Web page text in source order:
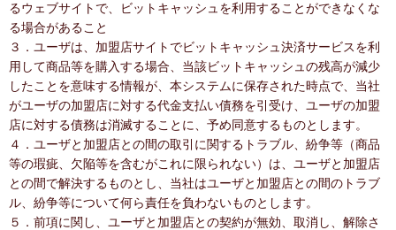
るウェブサイトで、ビットキャッシュを利用することができなくな
る場合があること
３．ユーザは、加盟店サイトでビットキャッシュ決済サービスを利
用して商品等を購入する場合、当該ビットキャッシュの残高が減少
したことを意味する情報が、本システムに保存された時点で、当社
がユーザの加盟店に対する代金支払い債務を引受け、ユーザの加盟
店に対する債務は消滅することに、予め同意するものとします。
４．ユーザと加盟店との間の取引に関するトラブル、紛争等（商品
等の瑕疵、欠陥等を含むがこれに限られない）は、ユーザと加盟店
との間で解決するものとし、当社はユーザと加盟店との間のトラブ
ル、紛争等について何ら責任を負わないものとします。
５．前項に関し、ユーザと加盟店との契約が無効、取消し、解除さ